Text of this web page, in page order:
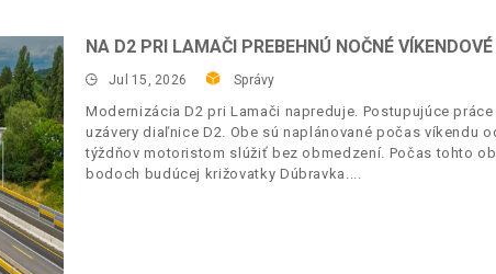
NA D2 PRI LAMAČI PREBEHNÚ NOČNÉ
Jul 15, 2026 Správy
Modernizácia D2 pri Lamači napreduje. Postupujúce
uzávery diaľnice D2. Obe sú naplánované počas víkendu
týždňov motoristom slúžiť bez obmedzení. Počas tohto
bodoch budúcej križovatky Dúbravka.